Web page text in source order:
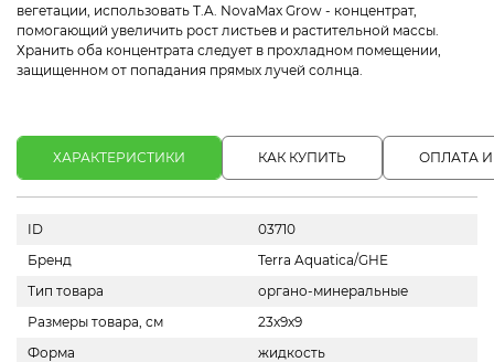
вегетации, использовать T.A. NovaMax Grow - концентрат,
помогающий увеличить рост листьев и растительной массы.
Хранить оба концентрата следует в прохладном помещении,
защищенном от попадания прямых лучей солнца.
ХАРАКТЕРИСТИКИ КАК КУПИТЬ ОПЛАТА
ID
03710
Бренд
Terra Aquatica/GHE
Тип товара
органо-минеральные
Размеры товара, см
23х9х9
Форма
жидкость